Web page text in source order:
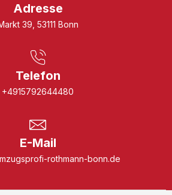
Adresse
39, 53111 Bonn
Telefon
+4915792644480
E-Mail
rothmann-bonn.de